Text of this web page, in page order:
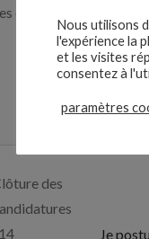
en situation de
des
Je
Nous utilisons
l'expérience la
et les visites
consentez à
paramètres